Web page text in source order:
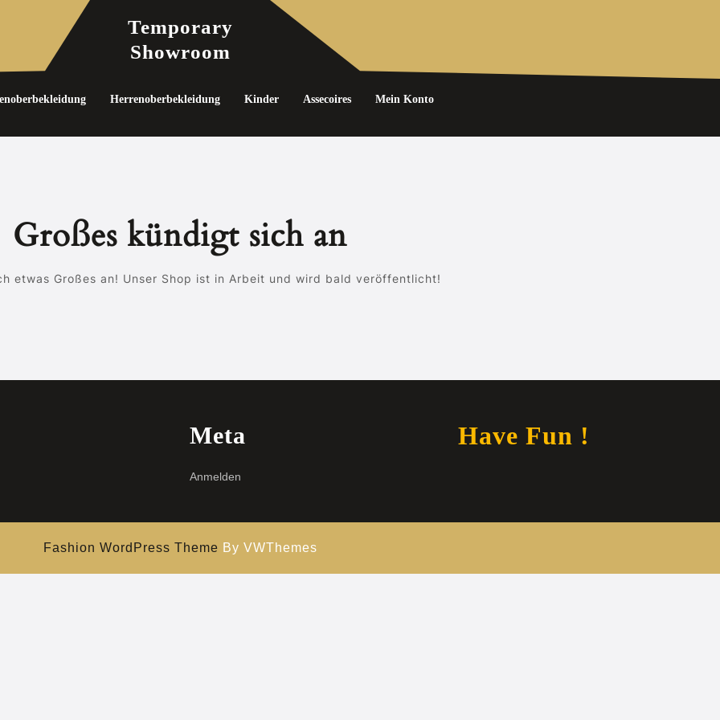
Temporary
Showroom
Herrenoberbekleidung Kinder Assecoires Mein Konto
Großes kündigt sich an
etwas Großes an! Unser Shop ist in Arbeit und wird bald veröffentlicht!
Meta
Anmelden
Have Fun !
Fashion WordPress Theme By VWThemes